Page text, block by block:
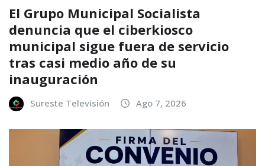
El Grupo Municipal Socialista
denuncia que el ciberkiosco
municipal sigue fuera de servicio
tras casi medio año de su
inauguración
Sureste Televisión Ago 7, 2026